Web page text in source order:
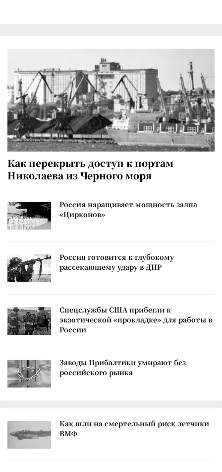
Как перекрыть доступ к портам
Николаева из Черного моря
Россия наращивает мощность залпа
«Цирконов»
Россия готовится к глубокому
рассекающему удару в ДНР
Спецслужбы США прибегли к
экзотической «прокладке» для работы в
России
Заводы Прибалтики умирают без
российского рынка
Как шли на смертельный риск летчики
ВМФ